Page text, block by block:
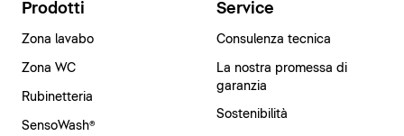
Prodotti
Zona lavabo
Zona WC
Rubinetteria
SensoWash®
Service
Consulenza tecnica
La nostra promessa di
garanzia
Sostenibilità